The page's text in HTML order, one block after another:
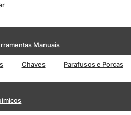
Manuais
Chaves Parafusos e Porcas